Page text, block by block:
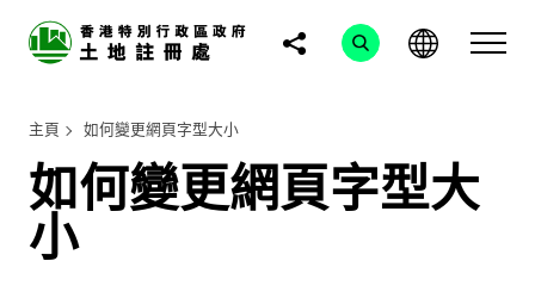
主頁 如何變更網頁字型大小
如何變更網頁字型大
小